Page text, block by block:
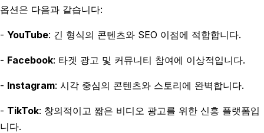
옵션은 다음과 같습니다:
- YouTube: 긴 형식의 콘텐츠와 SEO 이점에 적합합니다.
- Facebook: 타겟 광고 및 커뮤니티 참여에 이상적입니다.
- Instagram: 시각 중심의 콘텐츠와 스토리에 완벽합니다.
- TikTok: 창의적이고 짧은 비디오 광고를 위한 신흥 플랫폼입
니다.